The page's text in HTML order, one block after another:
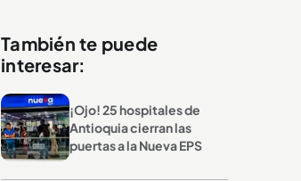
También te puede
interesar:
¡Ojo! 25 hospitales de
Antioquia cierran las
puertas a la Nueva EPS